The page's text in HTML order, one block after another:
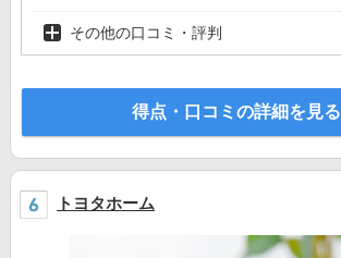
その他の口コミ・評判
得点・口コミの詳細を見る
トヨタホーム